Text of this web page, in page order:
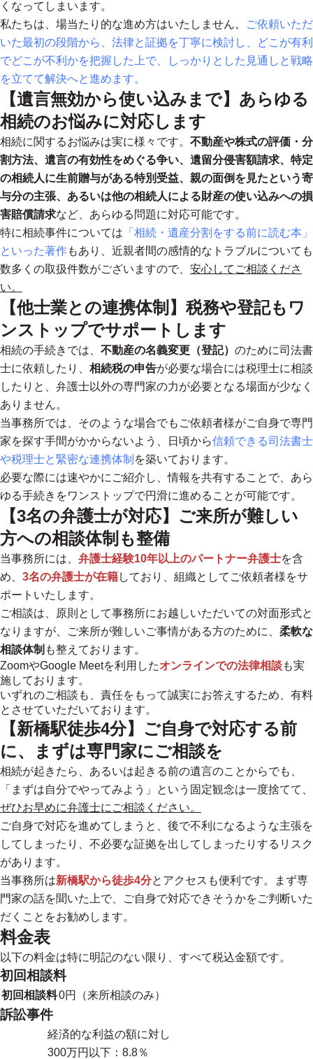
くなってしまいます。
私たちは、場当たり的な進め方はいたしません。
ご依頼いただ
いた最初の段階から、法律と証拠を丁寧に検討し、どこが有利
でどこが不利かを把握した上で、しっかりとした見通しと戦略
を立てて解決へと進めます。
【遺言無効から使い込みまで】あらゆる
相続のお悩みに対応します
相続に関するお悩みは実に様々です。 不動産や株式の評価・分
割方法、遺言の有効性をめぐる争い、遺留分侵害額請求、特定
の相続人に生前贈与がある特別受益、親の面倒を見たという寄
与分の主張、あるいは他の相続人による財産の使い込みへの損
害賠償請求など、あらゆる問題に対応可能です。
特に相続事件については 「相続・遺産分割をする前に読む本」
といった著作もあり、近親者間の感情的なトラブルについても
数多くの取扱件数がございますので、 安心してご相談くださ
い。
【他士業との連携体制】税務や登記もワ
ンストップでサポートします
相続の手続きでは、 不動産の名義変更（登記） のために司法書
士に依頼したり、 相続税の申告が必要な場合には税理士に相談
したりと、弁護士以外の専門家の力が必要となる場面が少なく
ありません。
当事務所では、そのような場合でもご依頼者様がご自身で専門
家を探す手間がかからないよう、日頃から信頼できる司法書士
や税理士と緊密な連携体制 を築いております。
必要な際には速やかにご紹介し、情報を共有することで、 あら
ゆる手続きをワンストップで円滑に進めることが可能です。
【3名の弁護士が対応】ご来所が難しい
方への相談体制も整備
当事務所には、 弁護士経験10年以上のパートナー弁護士を含
め、 3名の弁護士が在籍しており、組織としてご依頼者様をサ
ポートいたします。
ご相談は、原則として事務所にお越しいただいての対面形式と
なりますが、ご来所が難しいご事情がある方のために、 柔軟な
相談体制 も整えております。
ZoomやGoogle Meetを利用したオンラインでの法律相談も実
施しております。
いずれのご相談も、責任をもって誠実にお答えするため、有料
とさせていただいております。
【新橋駅徒歩4分】ご自身で対応する前
に、まずは専門家にご相談を
相続が起きたら、あるいは起きる前の遺言のことからでも、
「まずは自分でやってみよう」という固定観念は一度捨てて、
ぜひお早めに弁護士にご相談ください。
ご自身で対応を進めてしまうと、後で不利になるような主張を
してしまったり、不必要な証拠を出してしまったりするリスク
があります。
当事務所は新橋駅から徒歩4分とアクセスも便利です。まず専
門家の話を聞いた上で、ご自身で対応できそうかをご判断いた
だくことをお勧めします。
料金表
以下の料金は特に明記のない限り、すべて税込金額です。
初回相談料
初回相談料0円（来所相談のみ）
訴訟事件
経済的な利益の額に対し
300万円以下：8.8％